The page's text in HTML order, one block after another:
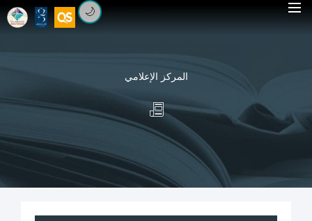
🌙
المركز الإعلامي